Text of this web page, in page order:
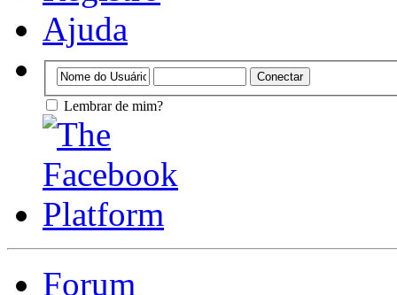
Ajuda
Lembrar de mim?
Forum